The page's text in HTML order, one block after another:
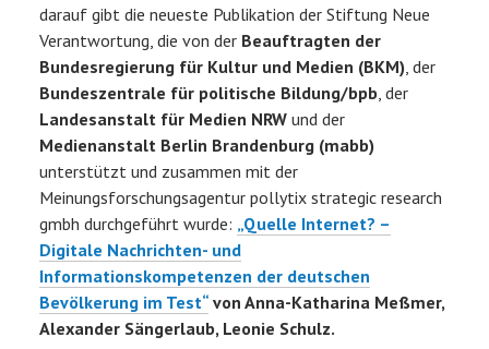
darauf gibt die neueste Publikation der Stiftung Neue
Verantwortung, die von der Beauftragten der
Bundesregierung für Kultur und Medien (BKM) , der
Bundeszentrale für politische Bildung/bpb , der
Landesanstalt für Medien NRW und der
Medienanstalt Berlin Brandenburg (mabb)
unterstützt und zusammen mit der
Meinungsforschungsagentur pollytix strategic research
gmbh durchgeführt wurde: „Quelle Internet? –
Digitale Nachrichten- und
Informationskompetenzen der deutschen
Bevölkerung im Test“ von Anna-Katharina Meßmer,
Alexander Sängerlaub, Leonie Schulz.